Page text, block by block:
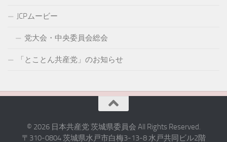
JCPムービー
党大会・中央委員会総会
「とことん共産党」のお知らせ
© 2026 日本共産党 茨城県委員会 All Rights Reserved.
〒310-0804 茨城県水戸市白梅3-13-8 水戸共同ビル2階